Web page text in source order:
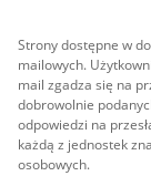
Strony dostępne w
mailowych.
mail zgadza się na
dobrowolnie
odpowiedzi na
każdą z jednostek
osobowych.